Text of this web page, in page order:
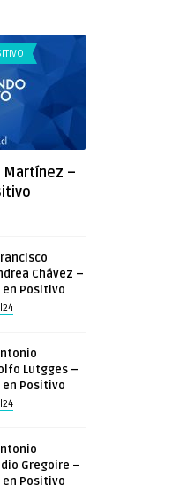
Martínez –
Chávez –
en Positivo
Lutgges –
en Positivo
Gregoire –
en Positivo